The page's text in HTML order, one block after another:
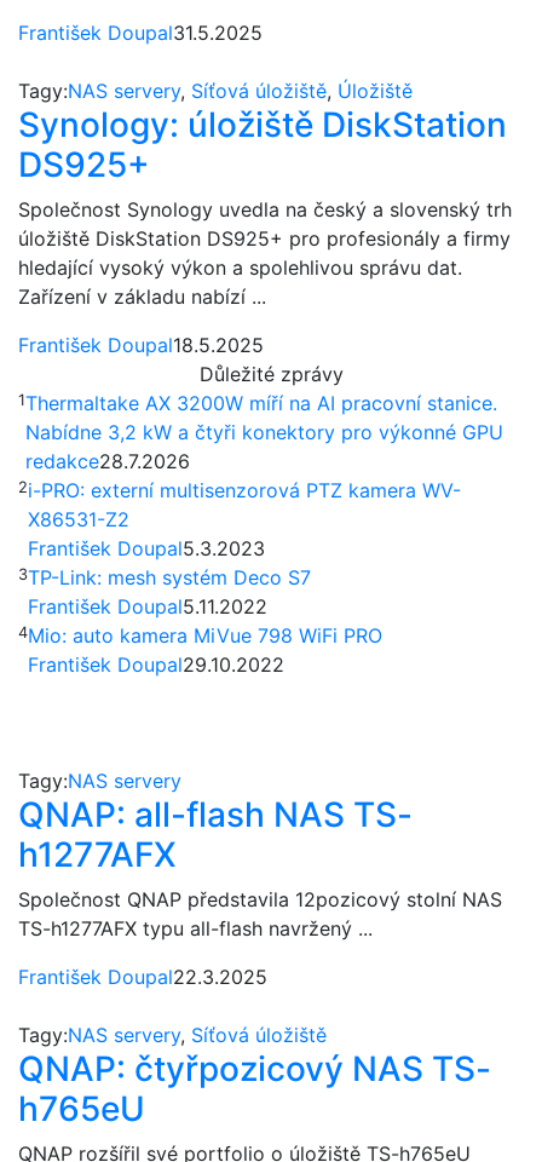
František Doupal31.5.2025
Tagy:NAS servery, Síťová úložiště, Úložiště
Synology: úložiště DiskStation
DS925+
Společnost Synology uvedla na český a slovenský trh
úložiště DiskStation DS925+ pro profesionály a firmy
hledající vysoký výkon a spolehlivou správu dat.
Zařízení v základu nabízí ...
František Doupal18.5.2025
Důležité zprávy
1Thermaltake AX 3200W míří na AI pracovní stanice.
Nabídne 3,2 kW a čtyři konektory pro výkonné GPU
redakce28.7.2026
2i-PRO: externí multisenzorová PTZ kamera WV-
X86531-Z2
František Doupal5.3.2023
3TP-Link: mesh systém Deco S7
František Doupal5.11.2022
4Mio: auto kamera MiVue 798 WiFi PRO
František Doupal29.10.2022
Tagy:NAS servery
QNAP: all-flash NAS TS-
h1277AFX
Společnost QNAP představila 12pozicový stolní NAS
TS-h1277AFX typu all-flash navržený ...
František Doupal22.3.2025
Tagy:NAS servery, Síťová úložiště
QNAP: čtyřpozicový NAS TS-
h765eU
QNAP rozšířil své portfolio o úložiště TS-h765eU